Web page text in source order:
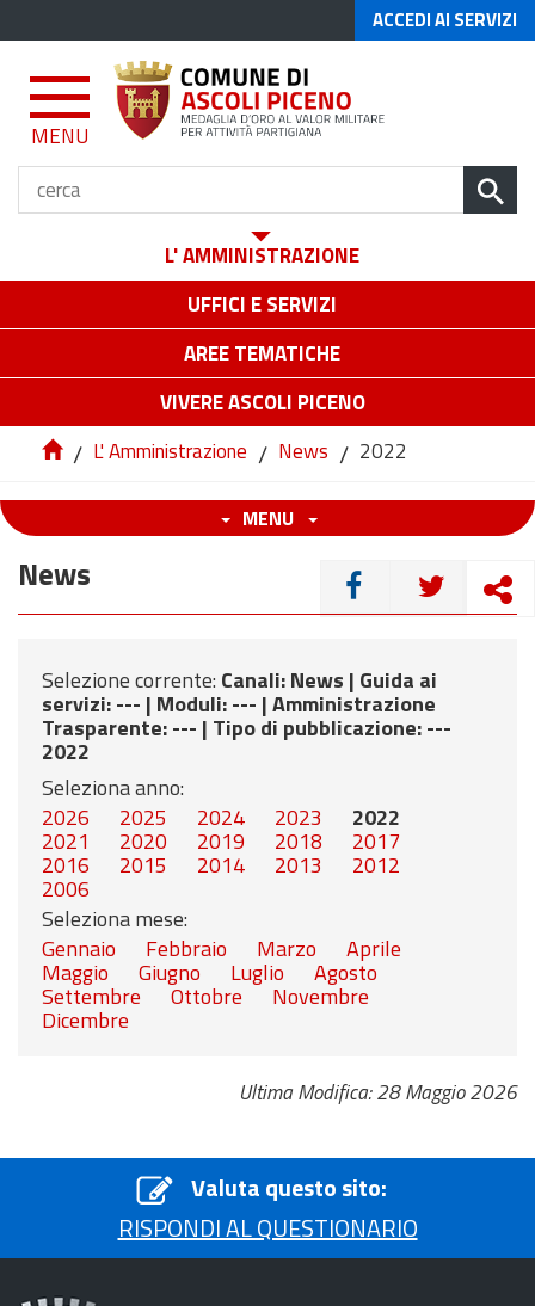
ACCEDI AI SERVIZI
MENU
L' AMMINISTRAZIONE
UFFICI E SERVIZI
AREE TEMATICHE
VIVERE ASCOLI PICENO
/ L' Amministrazione / News / 2022
MENU
CONDIVIDI
News
Selezione corrente: Canali: News | Guida ai
servizi: --- | Moduli: --- |Amministrazione
Trasparente: --- | Tipo di pubblicazione: ---
2022
Seleziona anno:
2026
2025 2024 2023 2022
2021 2020 2019 2018 2017
2016 2015 2014 2013 2012
2006
Seleziona mese:
Gennaio
Febbraio Marzo Aprile
Maggio Giugno Luglio Agosto
Settembre Ottobre Novembre
Dicembre
Ultima Modifica: 28 Maggio 2026
Valuta questo sito:
RISPONDI AL QUESTIONARIO